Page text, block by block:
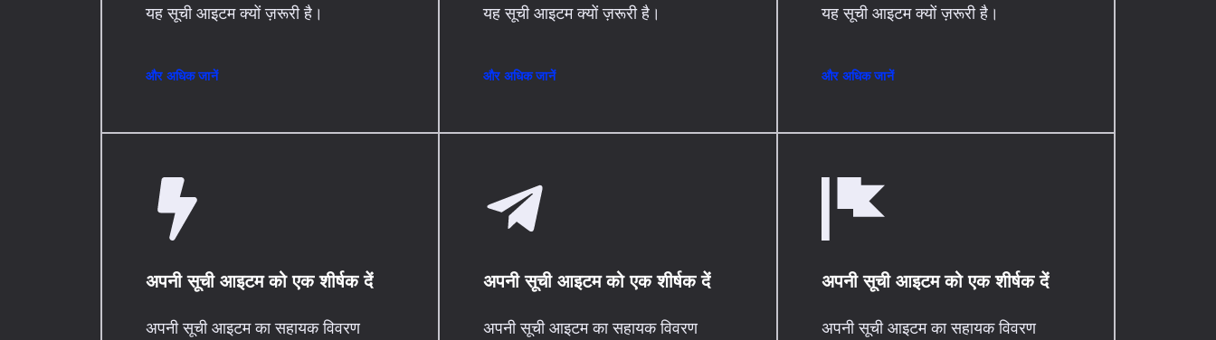
यह सूची आइटम क्यों ज़रूरी है।
और अधिक जानें
यह सूची आइटम क्यों ज़रूरी है।
और अधिक जानें
यह सूची आइटम क्यों ज़रूरी है।
और अधिक जानें
अपनी सूची आइटम को एक शीर्षक दें
अपनी सूची आइटम का सहायक विवरण
अपनी सूची आइटम को एक शीर्षक दें
अपनी सूची आइटम का सहायक विवरण
अपनी सूची आइटम को एक शीर्षक दें
अपनी सूची आइटम का सहायक विवरण